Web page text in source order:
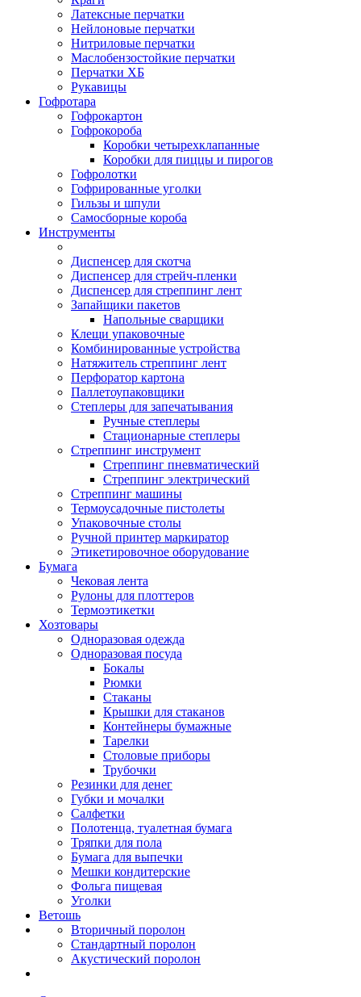
Латексные перчатки
Нейлоновые перчатки
Нитриловые перчатки
Маслобензостойкие перчатки
Перчатки ХБ
Рукавицы
Гофротара
Гофрокартон
Гофрокороба
Коробки четырехклапанные
Коробки для пиццы и пирогов
Гофролотки
Гофрированные уголки
Гильзы и шпули
Самосборные короба
Инструменты
Диспенсер для скотча
Диспенсер для стрейч-пленки
Диспенсер для стреппинг лент
Запайщики пакетов
Напольные сварщики
Клещи упаковочные
Комбинированные устройства
Натяжитель стреппинг лент
Перфоратор картона
Паллетоупаковщики
Степлеры для запечатывания
Ручные степлеры
Стационарные степлеры
Стреппинг инструмент
Стреппинг пневматический
Стреппинг электрический
Стреппинг машины
Термоусадочные пистолеты
Упаковочные столы
Ручной принтер маркиратор
Этикетировочное оборудование
Бумага
Чековая лента
Рулоны для плоттеров
Термоэтикетки
Хозтовары
Одноразовая одежда
Одноразовая посуда
Бокалы
Рюмки
Стаканы
Крышки для стаканов
Контейнеры бумажные
Тарелки
Столовые приборы
Трубочки
Резинки для денег
Губки и мочалки
Салфетки
Полотенца, туалетная бумага
Тряпки для пола
Бумага для выпечки
Мешки кондитерские
Фольга пищевая
Уголки
Ветошь
Вторичный поролон
Стандартный поролон
Акустический поролон